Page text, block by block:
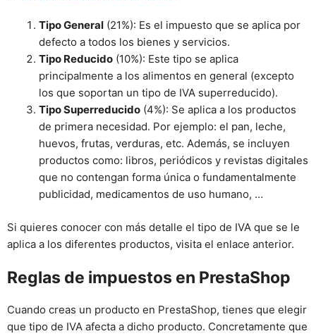
Tipo General (21%): Es el impuesto que se aplica por
defecto a todos los bienes y servicios.
Tipo Reducido (10%): Este tipo se aplica
principalmente a los alimentos en general (excepto
los que soportan un tipo de IVA superreducido).
Tipo Superreducido (4%): Se aplica a los productos
de primera necesidad. Por ejemplo: el pan, leche,
huevos, frutas, verduras, etc. Además, se incluyen
productos como: libros, periódicos y revistas digitales
que no contengan forma única o fundamentalmente
publicidad, medicamentos de uso humano, …
Si quieres conocer con más detalle el tipo de IVA que se le
aplica a los diferentes productos, visita el enlace anterior.
Reglas de impuestos en PrestaShop
Cuando creas un producto en PrestaShop, tienes que elegir
que tipo de IVA afecta a dicho producto. Concretamente que